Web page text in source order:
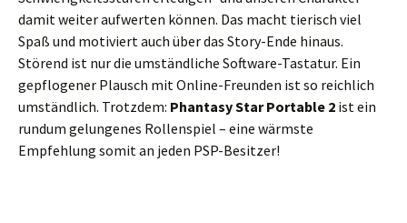
damit weiter aufwerten können. Das macht tierisch viel
Spaß und motiviert auch über das Story-Ende hinaus.
Störend ist nur die umständliche Software-Tastatur. Ein
gepflogener Plausch mit Online-Freunden ist so reichlich
umständlich. Trotzdem: Phantasy Star Portable 2 ist ein
rundum gelungenes Rollenspiel – eine wärmste
Empfehlung somit an jeden PSP-Besitzer!